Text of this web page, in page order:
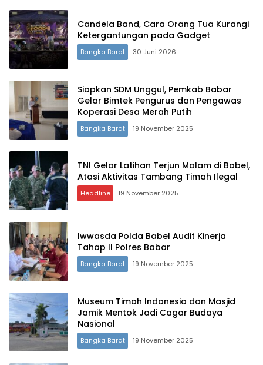
Terdepan Menyorot Fakta.
Candela Band, Cara Orang Tua Kurangi
Ketergantungan pada Gadget
Bangka Barat 30 Juni 2026
Siapkan SDM Unggul, Pemkab Babar
Gelar Bimtek Pengurus dan Pengawas
Koperasi Desa Merah Putih
Bangka Barat 19 November 2025
TNI Gelar Latihan Terjun Malam di Babel,
Atasi Aktivitas Tambang Timah Ilegal
Headline 19 November 2025
Iwwasda Polda Babel Audit Kinerja
Tahap II Polres Babar
Bangka Barat 19 November 2025
Museum Timah Indonesia dan Masjid
Jamik Mentok Jadi Cagar Budaya
Nasional
Bangka Barat 19 November 2025